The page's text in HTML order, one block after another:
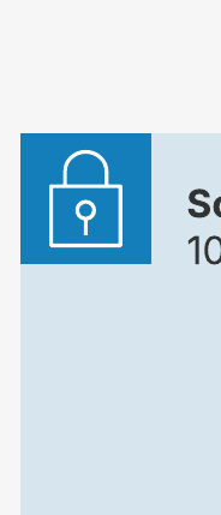
AWS de base
AWS courante ;
la conformité PCI de
de conformité PCI